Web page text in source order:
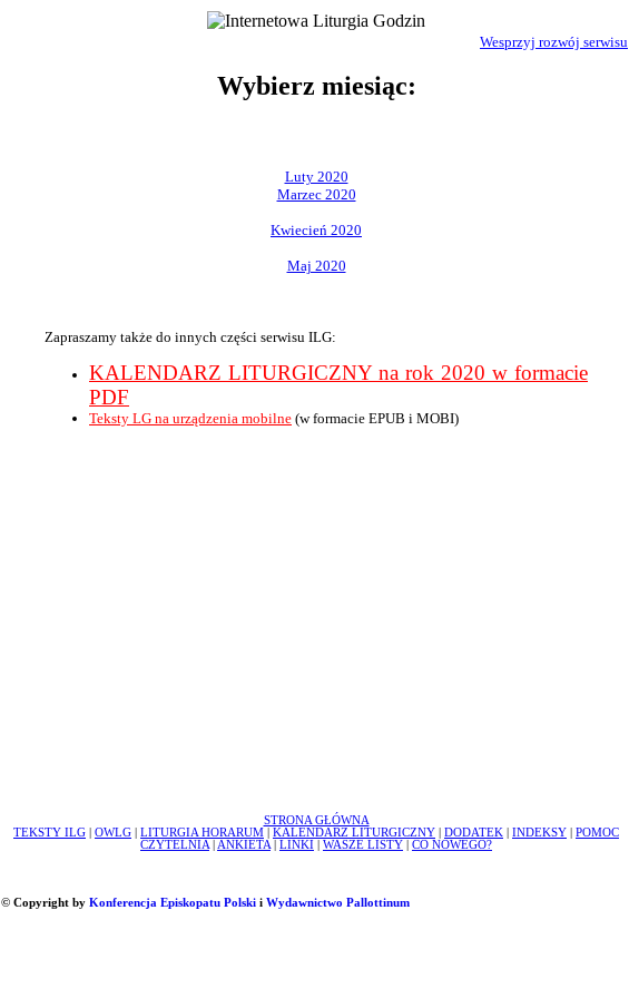
Wesprzyj rozwój serwisu
Wybierz miesiąc:
Luty 2020
Marzec 2020
Kwiecień 2020
Maj 2020
Zapraszamy także do innych części serwisu ILG:
KALENDARZ LITURGICZNY na rok 2020 w formacie
PDF
Teksty LG na urządzenia mobilne (w formacie EPUB i MOBI)
STRONA GŁÓWNA
TEKSTY ILG
OWLG LITURGIA HORARUM KALENDARZ LITURGICZNY DODATEK INDEKSY
POMOC
CZYTELNIA
ANKIETA LINKI WASZE LISTY CO NOWEGO?
© Copyright by Konferencja Episkopatu Polskii Wydawnictwo Pallottinum